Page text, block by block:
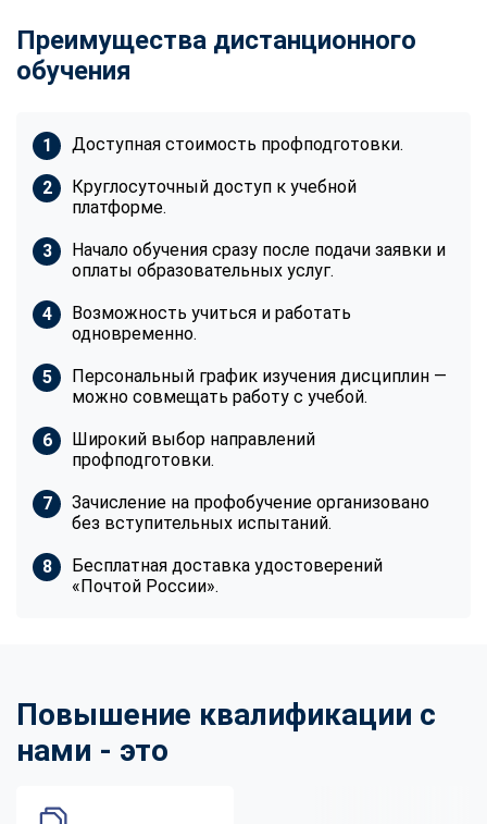
Преимущества дистанционного
обучения
Доступная стоимость профподготовки.
Круглосуточный доступ к учебной
платформе.
Начало обучения сразу после подачи заявки и
оплаты образовательных услуг.
Возможность учиться и работать
одновременно.
Персональный график изучения дисциплин —
можно совмещать работу с учебой.
Широкий выбор направлений
профподготовки.
Зачисление на профобучение организовано
без вступительных испытаний.
Бесплатная доставка удостоверений
«Почтой России».
Повышение квалификации с
нами - это